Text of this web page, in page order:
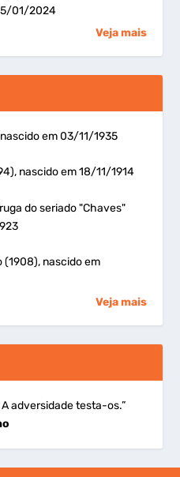
01/2024
Veja mais
em 03/11/1935
nascido em 18/11/1914
do seriado "Chaves"
(1908), nascido em
Veja mais
adversidade testa-os.”